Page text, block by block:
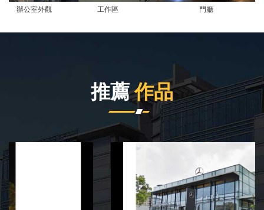
辦公室外觀 工作區 門廳
推薦作品